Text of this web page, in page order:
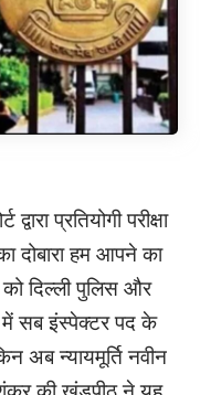
द्वारा प्रतियोगी परीक्षा
दोबारा हम आपने का
को दिल्ली पुलिस और
सब इंस्पेक्टर पद के
अब न्यायमूर्ति नवीन